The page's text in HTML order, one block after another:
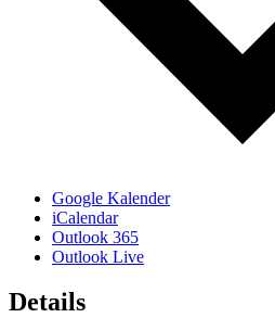
Google Kalender
iCalendar
Outlook 365
Outlook Live
Details